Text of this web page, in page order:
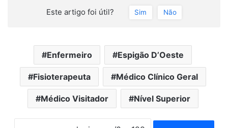
Este artigo foi útil? Sim Não
Enfermeiro Espigão D’Oeste
Fisioterapeuta Médico Clínico Geral
Médico Visitador Nível Superior